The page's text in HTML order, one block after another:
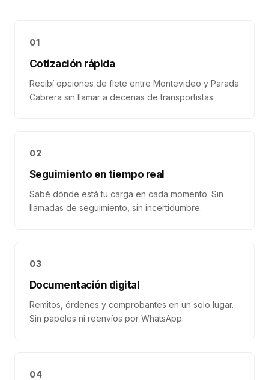
01
Cotización rápida
Recibí opciones de flete entre Montevideo y Parada
Cabrera sin llamar a decenas de transportistas.
02
Seguimiento en tiempo real
Sabé dónde está tu carga en cada momento. Sin
llamadas de seguimiento, sin incertidumbre.
03
Documentación digital
Remitos, órdenes y comprobantes en un solo lugar.
Sin papeles ni reenvíos por WhatsApp.
04